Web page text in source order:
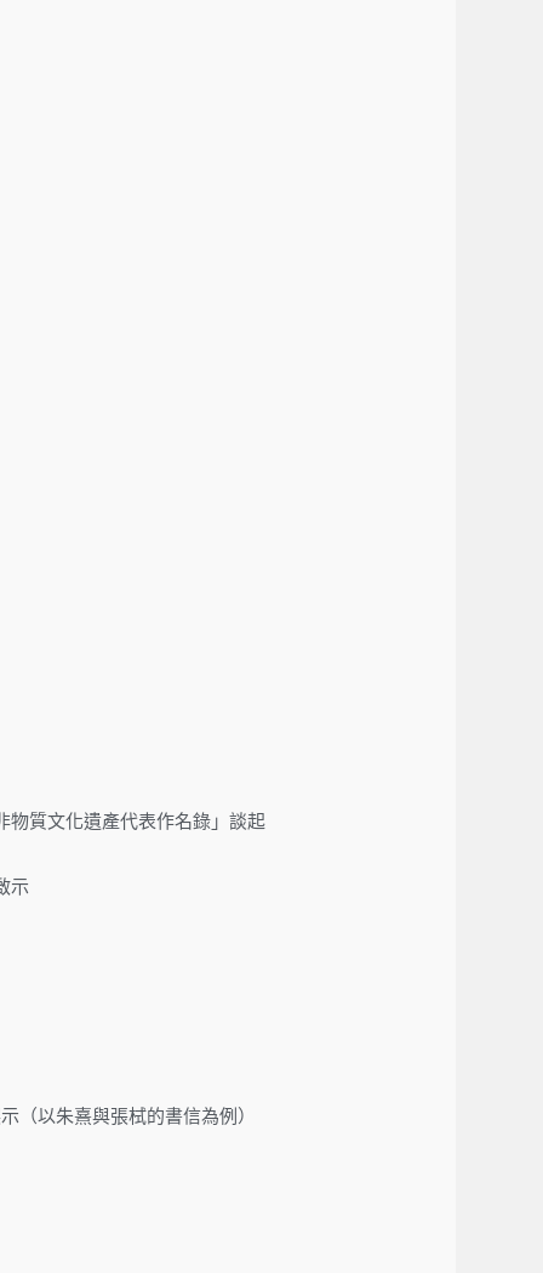
物質文化遺產代表作名錄」談起
示
（以朱熹與張栻的書信為例）